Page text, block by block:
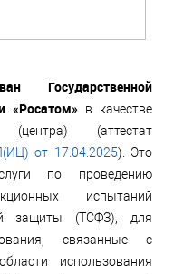
Государственной
«Росатом» в качестве
(центра) (аттестат
от 17.04.2025). Это
по проведению
испытаний
защиты (ТСФЗ), для
связанные с
использования